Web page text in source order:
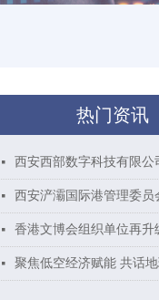
热门资讯
넷
넷
넷 香港文博会组织单位再升
넷 聚焦低空经济赋能 共话